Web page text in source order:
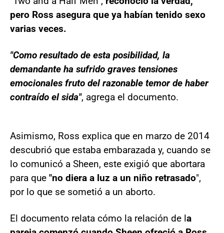
pero Ross asegura que ya habían tenido sexo
varias veces.
"Como resultado de esta posibilidad, la
demandante ha sufrido graves tensiones
emocionales fruto del razonable temor de haber
contraído el sida", agrega el documento.
Asimismo, Ross explica que en marzo de 2014
descubrió que estaba embarazada y, cuando se
lo comunicó a Sheen, este exigió que abortara
para que "no diera a luz a un niño retrasado",
por lo que se sometió a un aborto.
El documento relata cómo la relación de la